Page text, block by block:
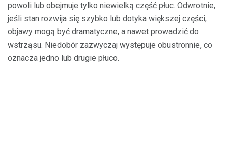
powoli lub obejmuje tylko niewielką część płuc. Odwrotnie,
jeśli stan rozwija się szybko lub dotyka większej części,
objawy mogą być dramatyczne, a nawet prowadzić do
wstrząsu. Niedobór zazwyczaj występuje obustronnie, co
oznacza jedno lub drugie płuco.